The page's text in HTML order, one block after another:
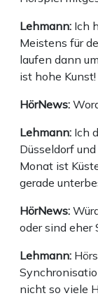
Lehmann: Ich
Meistens für
laufen dann
ist hohe Kunst!
HörNews:
Lehmann: Ich
Düsseldorf
Monat ist
gerade
HörNews:
oder sind eher
Lehmann:
nicht so viele